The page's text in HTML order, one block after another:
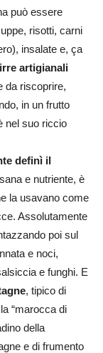
può essere
risotti, carni
insalate e, ça
artigianali
da riscoprire,
in un frutto
nel suo riccio
definì il
e nutriente, è
la usavano come
Assolutamente
poi sul
e noci,
e funghi. E
, tipico di
“marocca di
della
e di frumento